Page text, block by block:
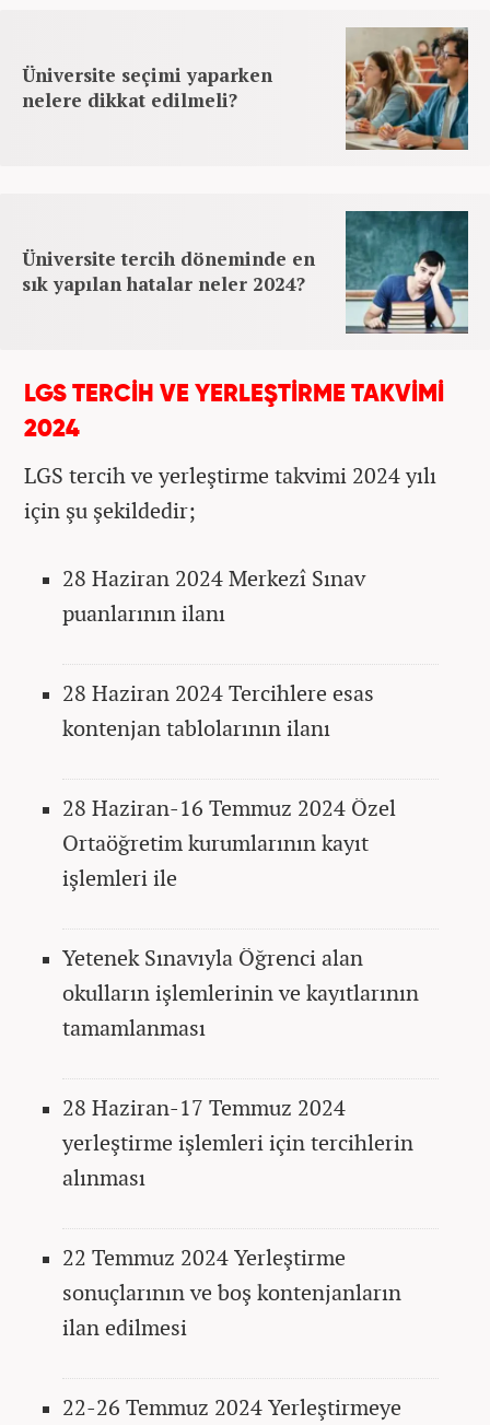
Üniversite seçimi yaparken
nelere dikkat edilmeli?
Üniversite tercih döneminde en
sık yapılan hatalar neler 2024?
LGS TERCİH VE YERLEŞTİRME TAKVİMİ
2024
LGS tercih ve yerleştirme takvimi 2024 yılı
için şu şekildedir;
28 Haziran 2024 Merkezî Sınav
puanlarının ilanı
28 Haziran 2024 Tercihlere esas
kontenjan tablolarının ilanı
28 Haziran-16 Temmuz 2024 Özel
Ortaöğretim kurumlarının kayıt
işlemleri ile
Yetenek Sınavıyla Öğrenci alan
okulların işlemlerinin ve kayıtlarının
tamamlanması
28 Haziran-17 Temmuz 2024
yerleştirme işlemleri için tercihlerin
alınması
22 Temmuz 2024 Yerleştirme
sonuçlarının ve boş kontenjanların
ilan edilmesi
22-26 Temmuz 2024 Yerleştirmeye